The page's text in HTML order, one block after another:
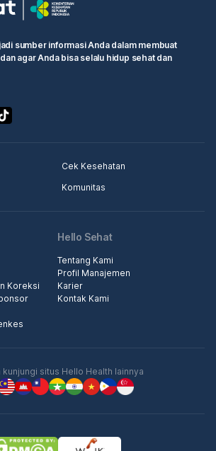
sumber informasi Anda dalam membuat
agar Anda bisa selalu hidup sehat dan
Cek Kesehatan
Komunitas
Koreksi
Hello Sehat
Tentang Kami
Profil Manajemen
Karier
Kontak Kami
kunjungi situs Hello Health lainnya